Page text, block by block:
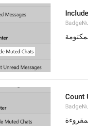
Count